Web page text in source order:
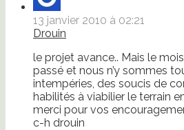
13 janvier 2010 à 02:21
Drouin
le projet avance.. Mais le
passé et nous n’y sommes
intempéries, des soucis de
habilités à viabilier le terrain
merci pour vos
c-h drouin